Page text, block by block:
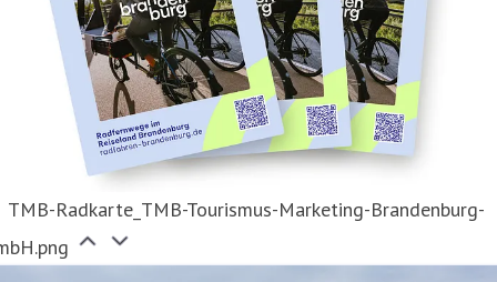
TMB-Radkarte_TMB-Tourismus-Marketing-Brandenburg-